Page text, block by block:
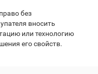
без
вносить
или технологию
его свойств.